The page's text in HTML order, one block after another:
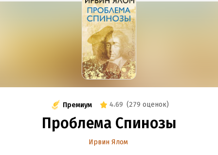
Премиум 4.69 (279 оценок)
Проблема Спинозы
Ирвин Ялом